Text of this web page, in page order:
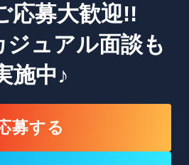
応募大歓迎!!
ュアル面談も
施中♪
募する